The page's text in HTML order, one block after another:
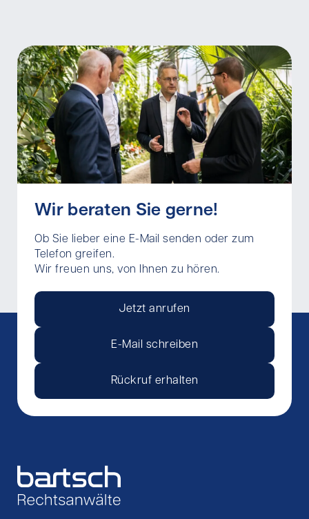
Wir beraten Sie gerne!
Ob Sie lieber eine E-Mail senden oder zum
Telefon greifen.
Wir freuen uns, von Ihnen zu hören.
Jetzt anrufen
E-Mail schreiben
Rückruf erhalten